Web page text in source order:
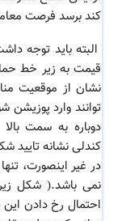
کند برسد فرصت
البته باید توجه
قیمت به زیر خط
نشان از موقعیت
توانند وارد
دوباره به سمت
کندلی نشانه تایید
در غیر اینصورت،
نمی باشد.( شکل